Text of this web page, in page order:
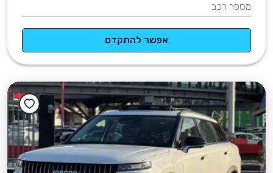
מספר רכב
אפשר להתקדם